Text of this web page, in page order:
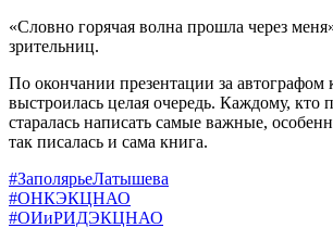
«Словно горячая волна прошла через
зрительниц.
По окончании презентации за
выстроилась целая очередь. Каждому, кто
старалась написать самые важные,
так писалась и сама книга.
#ЗаполярьеЛатышева
#ОНКЭКЦНАО
#ОИиРИДЭКЦНАО